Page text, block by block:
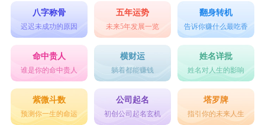
八字称骨
迟迟未成功的原因
五年运势
未来5年发展一览
翻身转机
告诉你赚什么最吃香
命中贵人
谁是你的命中贵人
横财运
躺着都能赚钱
姓名详批
姓名对人生的影响
紫微斗数
预测你一生的命运
公司起名
初创公司起名玄机
塔罗牌
指引你的未来人生